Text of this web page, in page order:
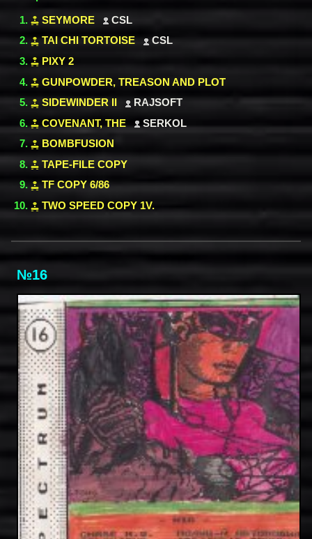
SEYMORE
CSL
TAI CHI TORTOISE
CSL
PIXY 2
GUNPOWDER, TREASON AND PLOT
SIDEWINDER II
RAJSOFT
COVENANT, THE
SERKOL
BOMBFUSION
TAPE-FILE COPY
TF COPY 6/86
TWO SPEED COPY 1V.
№16